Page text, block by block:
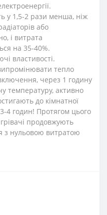
у 1,5-2 рази менша, ніж
або
і витрата
на 35-40%.
властивості.
тепло
через 1 годину
температуру, активно
до кімнатної
4 годин! Протягом цього
продовжують
нульовою витратою